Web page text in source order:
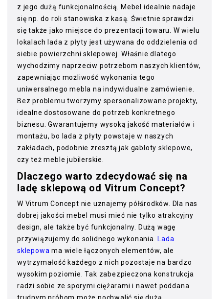
z jego dużą funkcjonalnością. Mebel idealnie nadaje
się np. do roli stanowiska z kasą. Świetnie sprawdzi
się także jako miejsce do prezentacji towaru. W wielu
lokalach lada z płyty jest używana do oddzielenia od
siebie powierzchni sklepowej. Właśnie dlatego
wychodzimy naprzeciw potrzebom naszych klientów,
zapewniając możliwość wykonania tego
uniwersalnego mebla na indywidualne zamówienie.
Bez problemu tworzymy spersonalizowane projekty,
idealne dostosowane do potrzeb konkretnego
biznesu. Gwarantujemy wysoką jakość materiałów i
montażu, bo lada z płyty powstaje w naszych
zakładach, podobnie zresztą jak gabloty sklepowe,
czy teżmeble jubilerskie
Dlaczego warto zdecydować się na
ladę sklepową od Vitrum Concept?
W Vitrum Concept nie uznajemy półśrodków. Dla nas
dobrej jakości mebel musi mieć nie tylko atrakcyjny
design, ale także być funkcjonalny. Dużą wagę
przywiązujemy do solidnego wykonania. Lada
sklepowa ma wiele łączonych elementów, ale
wytrzymałość każdego z nich pozostaje na bardzo
wysokim poziomie. Tak zabezpieczona konstrukcja
radzi sobie ze sporymi ciężarami i nawet poddana
trudnym próbom może pochwalić się dużą